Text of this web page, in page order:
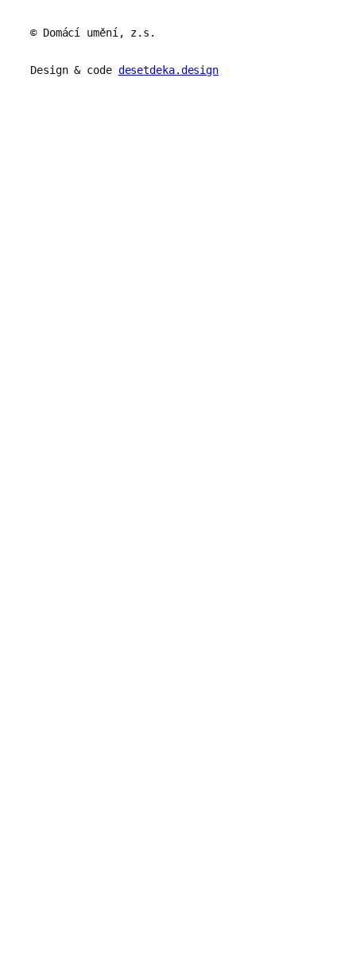
© Domácí umění, z.s.
Design & code desetdeka.design